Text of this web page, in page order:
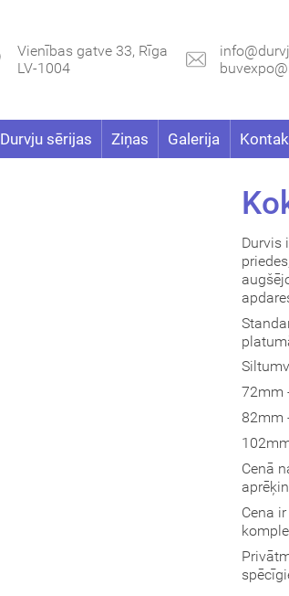
Vienības gatve 33, Rīga
LV-1004
Durvju sērijas Ziņas Galerija
Durvis
72mm
82mm
Cenā
Cena